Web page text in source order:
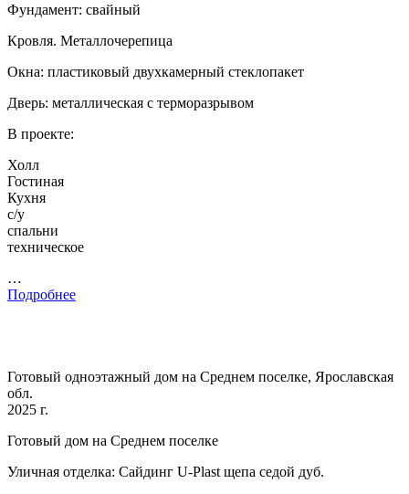
Фундамент: свайный
Кровля. Металлочерепица
Окна: пластиковый двухкамерный стеклопакет
Дверь: металлическая с терморазрывом
В проекте:
Холл
Гостиная
Кухня
с/у
спальни
техническое
…
Подробнее
Готовый одноэтажный дом на Среднем поселке, Ярославская
обл.
2025 г.
Готовый дом на Среднем поселке
Уличная отделка: Сайдинг U-Plast щепа седой дуб.